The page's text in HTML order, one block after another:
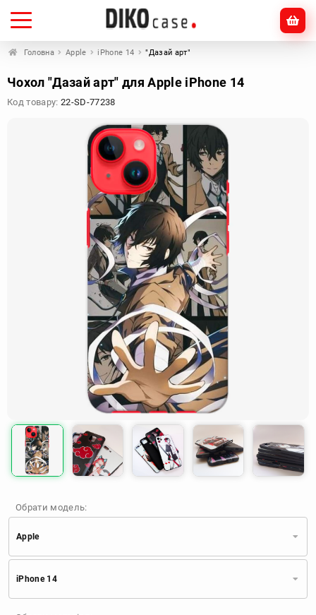
Головна Apple iPhone 14 "Дазай арт"
Чохол "Дазай арт" для Apple iPhone 14
Код товару: 22-SD-77238
Обрати модель:
Apple
Apple
Huawei
TECNO
iPhone 14